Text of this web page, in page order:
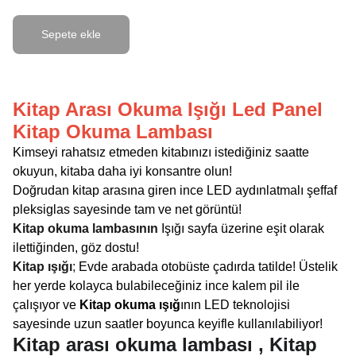
Sepete ekle
Kitap Arası Okuma Işığı Led Panel
Kitap Okuma Lambası
Kimseyi rahatsız etmeden kitabınızı istediğiniz saatte
okuyun, kitaba daha iyi konsantre olun!
Doğrudan kitap arasına giren ince LED aydınlatmalı şeffaf
pleksiglas sayesinde tam ve net görüntü!
Kitap okuma lambasının Işığı sayfa üzerine eşit olarak
ilettiğinden, göz dostu!
Kitap ışığı; Evde arabada otobüste çadırda tatilde! Üstelik
her yerde kolayca bulabileceğiniz ince kalem pil ile
çalışıyor ve Kitap okuma ışığının LED teknolojisi
sayesinde uzun saatler boyunca keyifle kullanılabiliyor!
Kitap arası okuma lambası , Kitap